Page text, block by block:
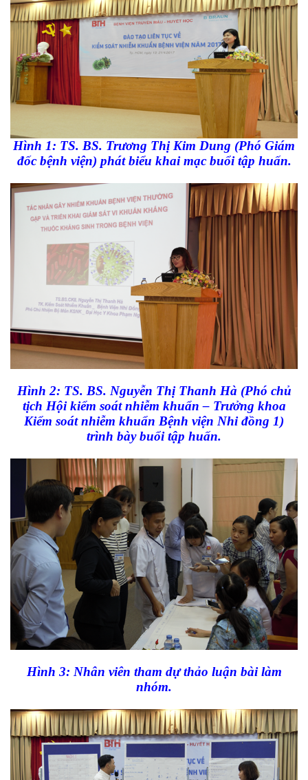
Hình 1: TS. BS. Trương Thị Kim Dung (Phó Giám
đốc bệnh viện) phát biểu khai mạc buổi tập huấn.
Hình 2: TS. BS. Nguyễn Thị Thanh Hà (Phó chủ
tịch Hội kiểm soát nhiễm khuẩn – Trưởng khoa
Kiểm soát nhiễm khuẩn Bệnh viện Nhi đồng 1)
trình bày buổi tập huấn.
Hình 3: Nhân viên tham dự thảo luận bài làm
nhóm.